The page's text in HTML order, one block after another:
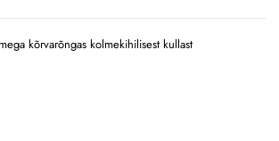
kõrvarõngas kolmekihilisest kullast